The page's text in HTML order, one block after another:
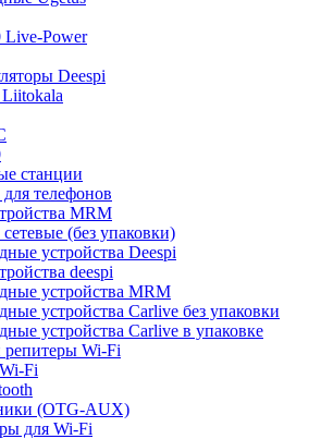
Live-Power
Deespi
Liitokala
станции
телефонов
MRM
(без упаковки)
устройства Deespi
deespi
устройства MRM
устройства Carlive без упаковки
устройства Carlive в упаковке
Wi-Fi
Fi
(OTG-AUX)
для Wi-Fi